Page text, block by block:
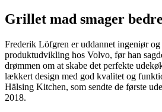
Grillet mad smager bedre
Frederik Löfgren er uddannet ingeniør og
produktudvikling hos Volvo, før han
drømmen om at skabe det perfekte
lækkert design med god kvalitet og
Hälsing Kitchen, som sendte de første
2018.